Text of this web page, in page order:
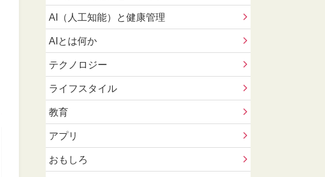
AI（人工知能）と健康管理
AIとは何か
テクノロジー
ライフスタイル
教育
アプリ
おもしろ